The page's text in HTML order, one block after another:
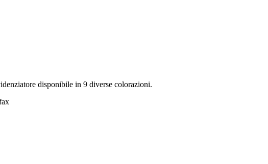
disponibile in 9 diverse colorazioni.